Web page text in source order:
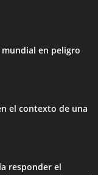
en peligro
el contexto de una
responder el